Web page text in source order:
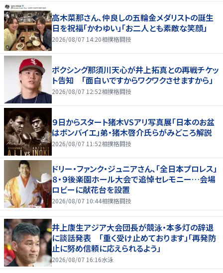
高木菜那さん、仲良しの五輪金メダリストの誕生
日を祝福「かわゆい」「お二人とも素敵な笑顔」
2026/08/07 14:20相撲格闘技
ボクシング那須川天心が井上拓真との再戦チケッ
ト告知 「面白いですからワクワクさせますから」
2026/08/07 12:52相撲格闘技
９日からスタート猪木VSアリ写真展「日本のお盆
はボンバイエ」弟・猪木啓介氏らがみどころ解説
2026/08/07 11:52相撲格闘技
ドリー・ファンク・ジュニアさん、「全日本プロレス」
８・９後楽園ホール大会で追悼セレモニー…会場
ロビーに献花台を設置
2026/08/07 10:44相撲格闘技
井上康生アジア大会団長が競泳・本多灯の辞退
に談話発表 「重く受け止めております」「再発防
止に努め信頼に応えられるよう」
2026/08/07 16:16水泳